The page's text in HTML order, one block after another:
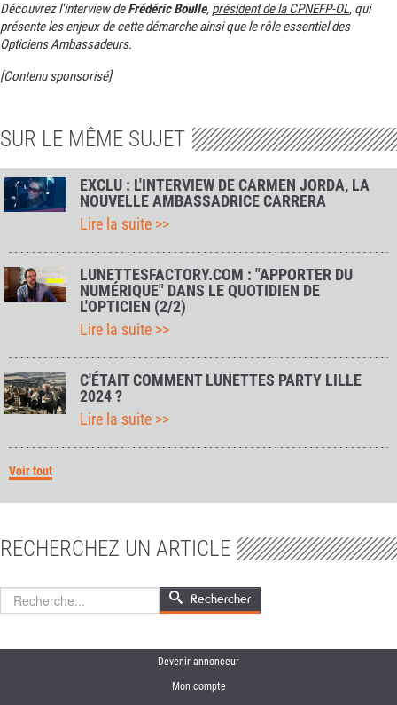
Découvrez l'interview deFrédéric Boulle, président de la CPNEFP-OL, qui
présente les enjeux de cette démarche ainsi que le rôle essentiel des
Opticiens Ambassadeurs.
[Contenu sponsorisé]
SUR LE MÊME SUJET
EXCLU : L'INTERVIEW DE CARMEN JORDA, LA
NOUVELLE AMBASSADRICE CARRERA
Lire la suite >>
LUNETTESFACTORY.COM : "APPORTER DU
NUMÉRIQUE" DANS LE QUOTIDIEN DE
L'OPTICIEN (2/2)
Lire la suite >>
C'ÉTAIT COMMENT LUNETTES PARTY LILLE
2024 ?
Lire la suite >>
Voir tout
RECHERCHEZ UN ARTICLE
Rechercher Rechercher
Devenir annonceur
Mon compte